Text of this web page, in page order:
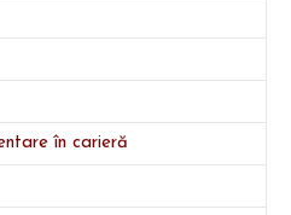
în carieră